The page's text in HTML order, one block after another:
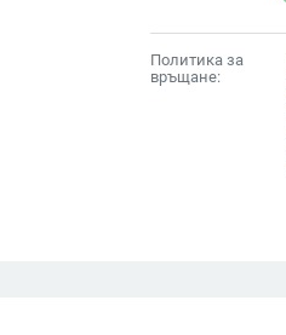
Политика за
връщане: